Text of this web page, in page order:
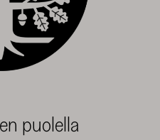
puolella